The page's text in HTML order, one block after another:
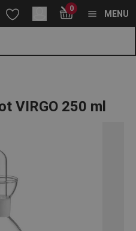
na olej/ocot VIRGO 250 ml
obsah
navigáciu 0
MENU
VIRGO 250 ml